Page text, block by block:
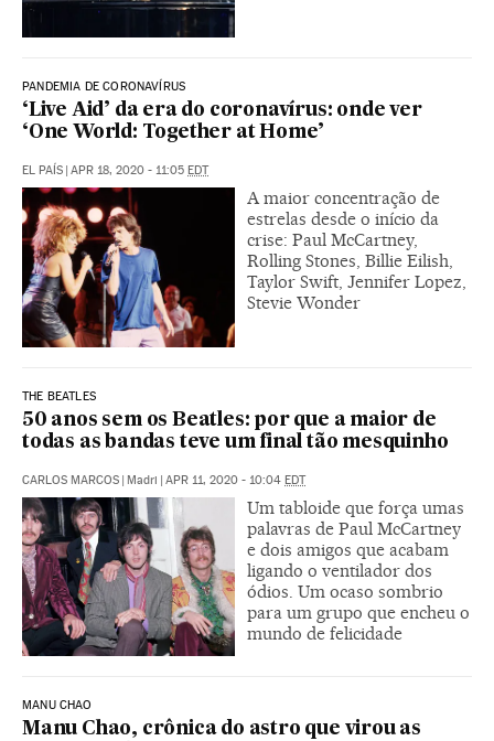
PANDEMIA DE CORONAVÍRUS
‘Live Aid’ da era do coronavírus: onde ver
‘One World: Together at Home’
EL PAÍS | APR 18, 2020 - 11:05 EDT
A maior concentração de
estrelas desde o início da
crise: Paul McCartney,
Rolling Stones, Billie Eilish,
Taylor Swift, Jennifer Lopez,
Stevie Wonder
THE BEATLES
50 anos sem os Beatles: por que a maior de
todas as bandas teve um final tão mesquinho
CARLOS MARCOS | Madri | APR 11, 2020 - 10:04 EDT
Um tabloide que força umas
palavras de Paul McCartney
e dois amigos que acabam
ligando o ventilador dos
ódios. Um ocaso sombrio
para um grupo que encheu o
mundo de felicidade
MANU CHAO
Manu Chao, crônica do astro que virou as